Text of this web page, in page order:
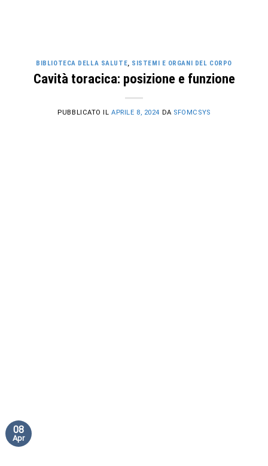
BIBLIOTECA DELLA SALUTE, SISTEMI E ORGANI DEL CORPO
Cavità toracica: posizione e funzione
PUBBLICATO ILAPRILE 8, 2024 DA SFOMCSYS
08
Apr